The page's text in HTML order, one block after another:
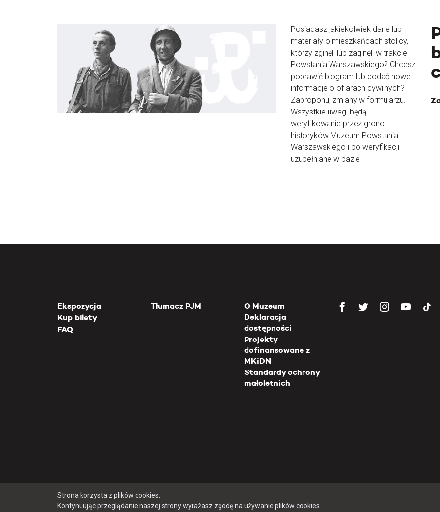
Posiadasz jakiekolwiek dane lub
materiały o mieszkańcach stolicy,
którzy zginęli lub zaginęli w trakcie
Powstania Warszawskiego? Chcesz
poprawić biogram lub dodać nowe
informacje o ofiarach cywilnych?
Zaproponuj zmiany w formularzu.
Wszystkie uwagi będą
weryfikowanie przez grono
historyków Muzeum Powstania
Warszawskiego i po weryfikacji
uzupełniane w bazie
Ekspozycja
Kup bilety
FAQ
Tłumacz PJM
O Muzeum
Deklaracja
dostępności
Projekty
dofinansowane z
MKiDN
Standardy ochrony
małoletnich
Copyright 2026 Muzeum Powstania Warszawskiego
Strona korzysta z plików cookies.
Kontynuując przeglądanie naszej strony wyrażasz zgodę na używanie plików cookies.